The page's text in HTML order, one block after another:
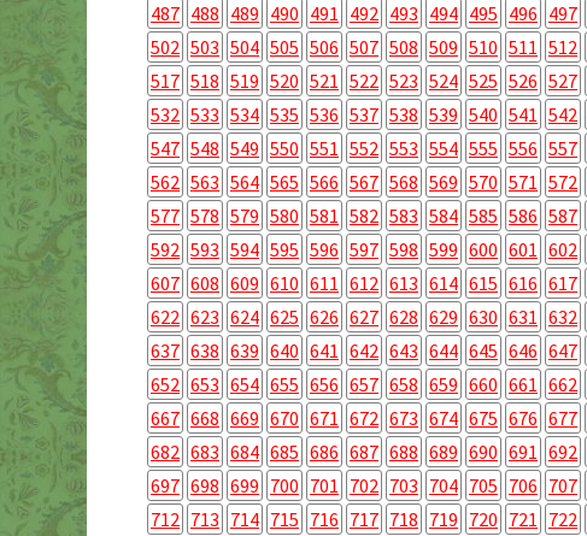
487 488 489 490 491 492 493 494 495 496 497
502 503 504 505 506 507 508 509 510 511 512
517 518 519 520 521 522 523 524 525 526 527
532 533 534 535 536 537 538 539 540 541 542
547 548 549 550 551 552 553 554 555 556 557
562 563 564 565 566 567 568 569 570 571 572
577 578 579 580 581 582 583 584 585 586 587
592 593 594 595 596 597 598 599 600 601 602
607 608 609 610 611 612 613 614 615 616 617
622 623 624 625 626 627 628 629 630 631 632
637 638 639 640 641 642 643 644 645 646 647
652 653 654 655 656 657 658 659 660 661 662
667 668 669 670 671 672 673 674 675 676 677
682 683 684 685 686 687 688 689 690 691 692
697 698 699 700 701 702 703 704 705 706 707
712 713 714 715 716 717 718 719 720 721 722